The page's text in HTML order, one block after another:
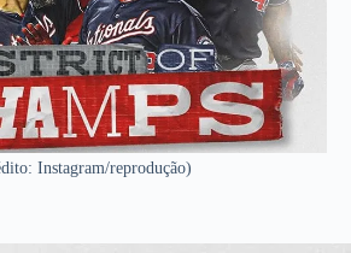
Instagram/reprodução)